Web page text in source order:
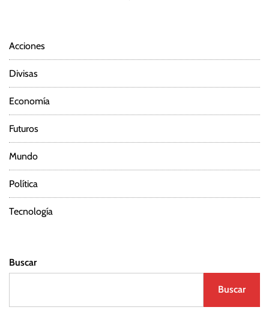
Acciones
Divisas
Economía
Futuros
Mundo
Política
Tecnología
Buscar
Buscar